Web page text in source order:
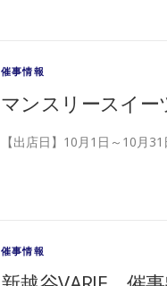
催事情報
マンスリースイ
【出店日】10月1日～10月
催事情報